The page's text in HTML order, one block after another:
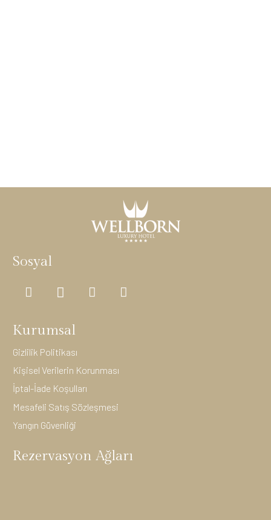
Sosyal
Kurumsal
Gizlilik Politikası
Kişisel Verilerin Korunması
İptal-İade Koşulları
Mesafeli Satış Sözleşmesi
Yangın Güvenliği
Rezervasyon Ağları